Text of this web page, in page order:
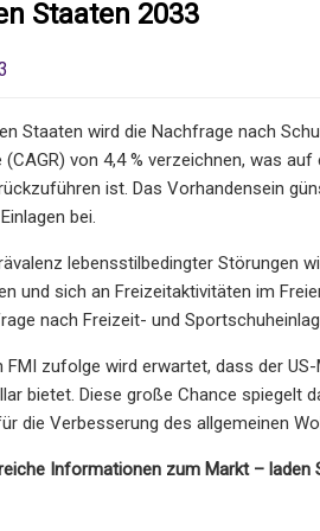
Staaten 2033
Staaten wird die Nachfrage nach
von 4,4 % verzeichnen, was
ist. Das Vorhandensein
bei.
lebensstilbedingter Störungen
und sich an Freizeitaktivitäten im
nach Freizeit- und
FMI zufolge wird erwartet, dass der
bietet. Diese große Chance spiegelt
die Verbesserung des allgemeinen
Informationen zum Markt – laden